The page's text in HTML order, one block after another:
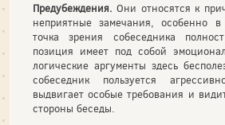
Предубеждения. Они относятся к
не­приятные замечания, особенно в
точка зрения собеседника
позиция имеет под собой
логические аргументы здесь
собеседник пользуется
выдвигает особые требования и
сто­роны беседы.